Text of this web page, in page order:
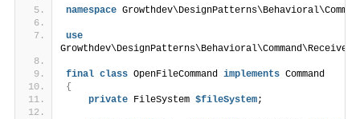
namespace
use
final class OpenFileCommand implements Command
{
private FileSystem $fileSystem;